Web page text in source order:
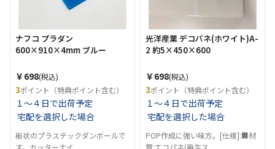
ナフコ プラダン
600×910×4mm ブルー
￥698(税込)
3ポイント（特典ポイント含む）
１～４日で出荷予定
宅配を選択した場合
板状のプラステックダンボールで
す。カッターナイ...
光洋産業 デコパネ(ホワイト)A-
2 約5×450×600
￥698(税込)
3ポイント（特典ポイント含む）
１～４日で出荷予定
宅配を選択した場合
POP作成に強い味方。[仕様]:■材
質:エコパネ(再生ス...